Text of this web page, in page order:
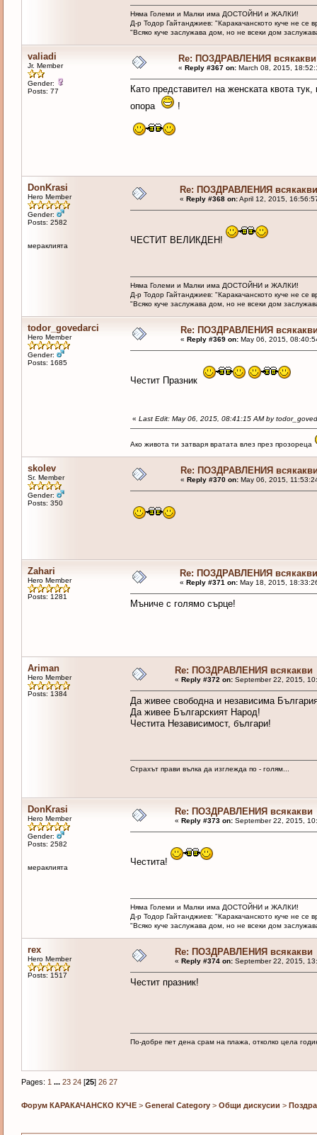
Няма Големи и Малки има ДОСТОЙНИ и ЖАЛКИ!
Д-р Тодор Гайтанджиев: "Каракачанското куче не
"Всяко куче заслужава дом, но не всеки дом
valiadi
Jr. Member
Gender:
Posts: 77
Re: ПОЗДРАВЛЕНИЯ всякакви
« Reply #367 on:March 08, 2015,
Като представител на женската квота
опора
!
DonKrasi
Hero Member
Gender:
Posts: 2582
мераклията
Re: ПОЗДРАВЛЕНИЯ всякакви
« Reply #368 on:April 12, 2015,
ЧЕСТИТ ВЕЛИКДЕН!
Няма Големи и Малки има ДОСТОЙНИ и ЖАЛКИ!
Д-р Тодор Гайтанджиев: "Каракачанското куче не
"Всяко куче заслужава дом, но не всеки дом
todor_govedarci
Hero Member
Gender:
Posts: 1685
Re: ПОЗДРАВЛЕНИЯ
« Reply #369 on:May 06, 2015,
Честит Празник
« Last Edit: May 06, 2015, 08:41:15 AM by
Ако живота ти затваря вратата влез през прозореца
skolev
Sr. Member
Gender:
Posts: 350
Re: ПОЗДРАВЛЕНИЯ
« Reply #370 on:May 06, 2015,
Zahari
Hero Member
Posts: 1281
Re: ПОЗДРАВЛЕНИЯ всякакви
« Reply #371 on:May 18, 2015,
Мъниче с голямо сърце!
Ariman
Hero Member
Posts: 1384
Re: ПОЗДРАВЛЕНИЯ всякакви
« Reply #372 on:September 22, 2015,
Да живее свободна и независима
Да живее Българският Народ!
Честита Независимост, българи!
Страхът прави вълка да изглежда по - голям...
DonKrasi
Hero Member
Gender:
Posts: 2582
мераклията
Re: ПОЗДРАВЛЕНИЯ всякакви
« Reply #373 on:September 22, 2015,
Честита!
Няма Големи и Малки има ДОСТОЙНИ и ЖАЛКИ!
Д-р Тодор Гайтанджиев: "Каракачанското куче не
"Всяко куче заслужава дом, но не всеки дом
rex
Hero Member
Posts: 1517
Re: ПОЗДРАВЛЕНИЯ всякакви
« Reply #374 on:September 22, 2015,
Честит празник!
По-добре пет дена срам на плажа, отколко цела
Pages: 1 ... 23 24[25] 26 27
Форум КАРАКАЧАНСКО КУЧЕ> General Category> Общи дискусии >